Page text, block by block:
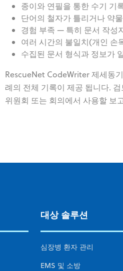
종이와 연필을 통한 수기 기
단어의 철자가 틀리거나 약
경험 부족 — 특히 문서 작성
여러 시간의 불일치(개인 손
수집된 문서 형식과 정보가
RescueNet CodeWriter 제세동
례의 전체 기록이 제공 됩니다.
위원회 또는 회의에서 사용할 보
대상 솔루션
심장병 환자 관리
EMS 및 소방